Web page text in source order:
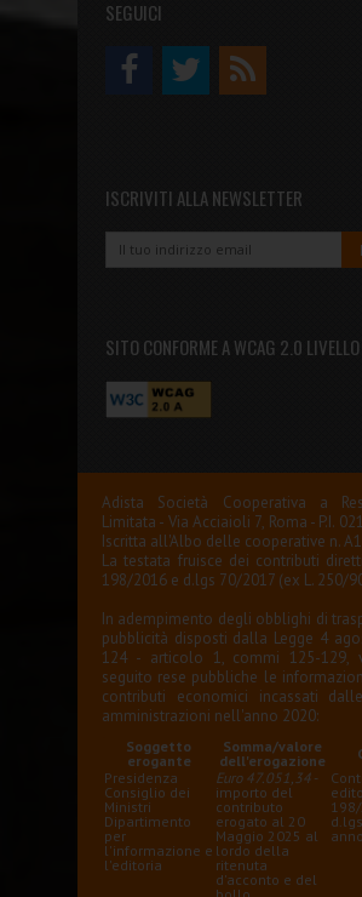
SEGUICI
ISCRIVITI ALLA NEWSLETTER
SITO CONFORME A WCAG 2.0
Adista Società Cooperativa a
Limitata - Via Acciaioli 7, Roma - P.I.
Iscritta all'Albo delle cooperative n.
La testata fruisce dei contributi
198/2016 e d.lgs 70/2017 (ex L. 250/
In adempimento degli obblighi di
pubblicità disposti dalla Legge 4
124 - articolo 1, commi 125-129,
seguito rese pubbliche le
contributi economici incassati
amministrazioni nell'anno 2020:
Soggetto
erogante
Somma/valore
dell'erogazione
Presidenza
Consiglio dei
Ministri
Dipartimento
per
l'informazione e
l'editoria
Euro 47.051,34 -
importo del
contributo
erogato al 20
Maggio 2025 al
lordo della
ritenuta
d'acconto e del